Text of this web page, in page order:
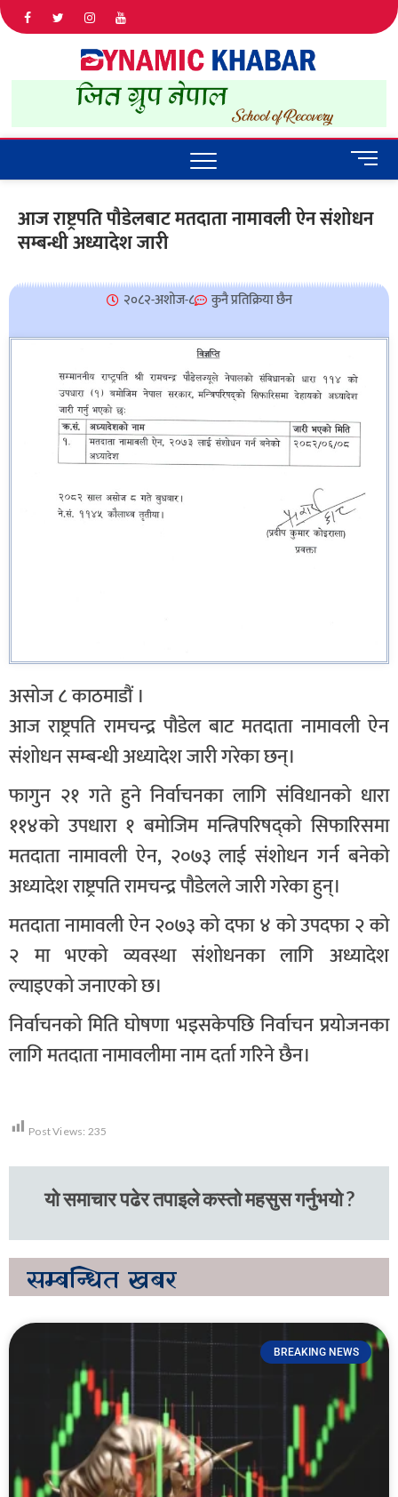
IN NEPAL
M
e
u
n
आज राष्ट्रपति पौडेलबाट मतदाता नामावली ऐन संशोधन
सम्बन्धी अध्यादेश जारी
२०८२-अशोज-८ कुनै प्रतिक्रिया छैन
असोज ८ काठमाडौं ।
आज राष्ट्रपति रामचन्द्र पौडेल बाट मतदाता नामावली ऐन
संशोधन सम्बन्धी अध्यादेश जारी गरेका छन्।
फागुन २१ गते हुने निर्वाचनका लागि संविधानको धारा
११४को उपधारा १ बमोजिम मन्त्रिपरिषद्को सिफारिसमा
मतदाता नामावली ऐन, २०७३ लाई संशोधन गर्न बनेको
अध्यादेश राष्ट्रपति रामचन्द्र पौडेलले जारी गरेका हुन्।
मतदाता नामावली ऐन २०७३ को दफा ४ को उपदफा २ को
२ मा भएको व्यवस्था संशोधनका लागि अध्यादेश
ल्याइएको जनाएको छ।
निर्वाचनको मिति घोषणा भइसकेपछि निर्वाचन प्रयोजनका
लागि मतदाता नामावलीमा नाम दर्ता गरिने छैन।
Post Views: 235
यो समाचार पढेर तपाइले कस्तो महसुस गर्नुभयो ?
सम्बन्धित खबर
BREAKING NEWS